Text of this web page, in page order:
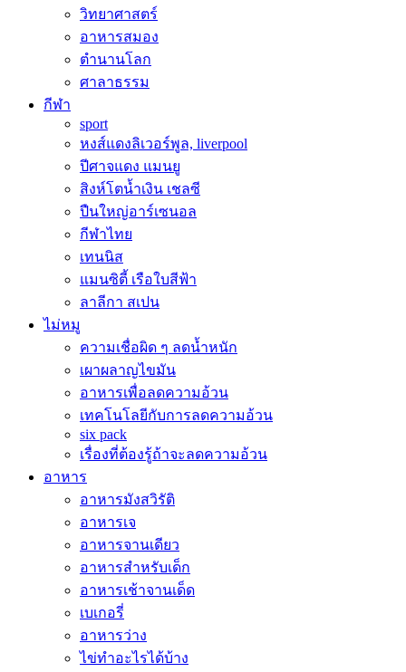
วิทยาศาสตร์
อาหารสมอง
ตำนานโลก
ศาลาธรรม
กีฬา
sport
หงส์แดงลิเวอร์พูล, liverpool
ปีศาจแดง แมนยู
สิงห์โตน้ำเงิน เชลซี
ปืนใหญ่อาร์เซนอล
กีฬาไทย
เทนนิส
แมนซิตี้ เรือใบสีฟ้า
ลาลีกา สเปน
ไม่หมู
ความเชื่อผิด ๆ ลดน้ำหนัก
เผาผลาญไขมัน
อาหารเพื่อลดความอ้วน
เทคโนโลยีกับการลดความอ้วน
six pack
เรื่องที่ต้องรู้ถ้าจะลดความอ้วน
อาหาร
อาหารมังสวิรัติ
อาหารเจ
อาหารจานเดียว
อาหารสำหรับเด็ก
อาหารเช้าจานเด็ด
เบเกอรี่
อาหารว่าง
ไข่ทำอะไรได้บ้าง